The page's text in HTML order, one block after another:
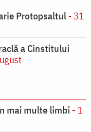
Protopsaltul- 31
a Cinstitului
mai multe limbi - 1